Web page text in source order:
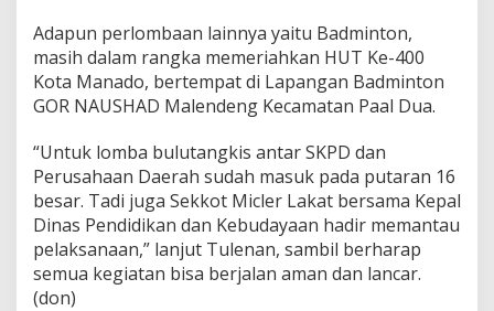
I
n
i
Adapun perlombaan lainnya yaitu Badminton,
masih dalam rangka memeriahkan HUT Ke-400
Kota Manado, bertempat di Lapangan Badminton
GOR NAUSHAD Malendeng Kecamatan Paal Dua.
“Untuk lomba bulutangkis antar SKPD dan
Perusahaan Daerah sudah masuk pada putaran 16
besar. Tadi juga Sekkot Micler Lakat bersama Kepal
Dinas Pendidikan dan Kebudayaan hadir memantau
pelaksanaan,” lanjut Tulenan, sambil berharap
semua kegiatan bisa berjalan aman dan lancar.
(don)